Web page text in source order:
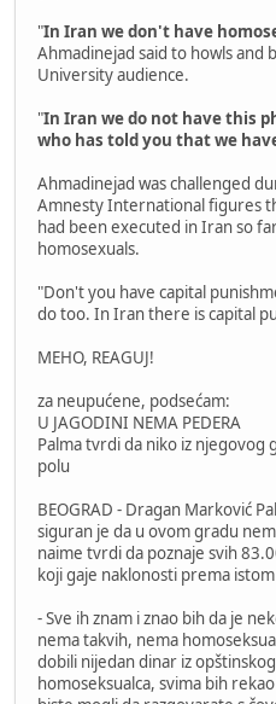
"In Iran we don't have
Ahmadinejad said to howls and
University audience.
"In Iran we do not have this
who has told you that we
Ahmadinejad was challenged
Amnesty International figures
had been executed in Iran so
homosexuals.
"Don't you have capital
do too. In Iran there is capital
MEHO, REAGUJ!
za neupućene, podsećam:
U JAGODINI NEMA PEDERA
Palma tvrdi da niko iz njegovog
polu
BEOGRAD - Dragan Marković
siguran je da u ovom gradu
naime tvrdi da poznaje svih
koji gaje naklonosti prema
- Sve ih znam i znao bih da je
nema takvih, nema
dobili nijedan dinar iz
homoseksualca, svima bih